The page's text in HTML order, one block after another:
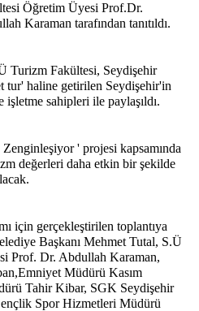
Öğretim Üyesi Prof.Dr.
Karaman tarafından tanıtıldı.
Turizm Fakültesi, Seydişehir
tur' haline getirilen Seydişehir'in
sahipleri ile paylaşıldı.
' projesi kapsamında
değerleri daha etkin bir şekilde
için gerçekleştirilen toplantıya
Başkanı Mehmet Tutal, S.Ü
Prof. Dr. Abdullah Karaman,
Müdürü Kasım
Tahir Kibar, SGK Seydişehir
Spor Hizmetleri Müdürü